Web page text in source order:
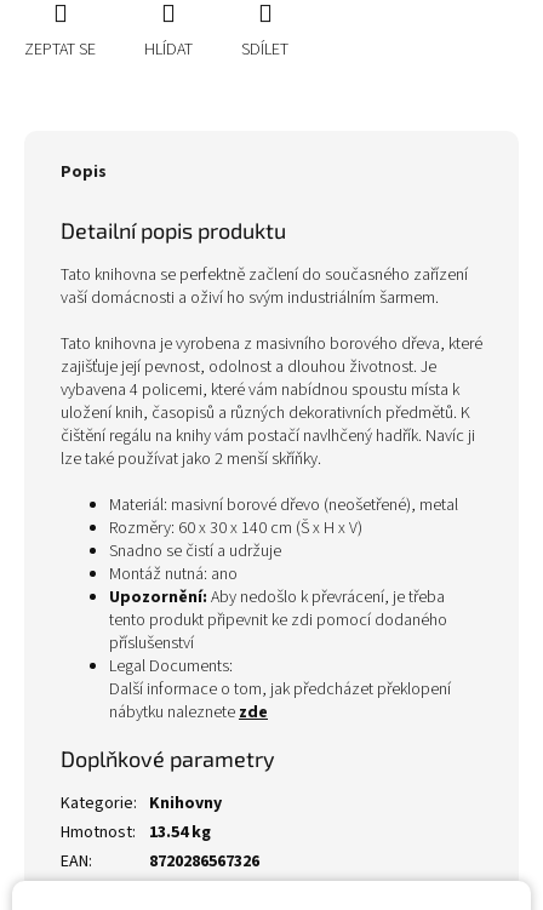
ZEPTAT SE HLÍDAT SDÍLET
Popis
Detailní popis produktu
Tato knihovna se perfektně začlení do současného zařízení
vaší domácnosti a oživí ho svým industriálním šarmem.
Tato knihovna je vyrobena z masivního borového dřeva, které
zajišťuje její pevnost, odolnost a dlouhou životnost. Je
vybavena 4 policemi, které vám nabídnou spoustu místa k
uložení knih, časopisů a různých dekorativních předmětů. K
čištění regálu na knihy vám postačí navlhčený hadřík. Navíc ji
lze také používat jako 2 menší skříňky.
Materiál: masivní borové dřevo (neošetřené), metal
Rozměry: 60 x 30 x 140 cm (Š x H x V)
Snadno se čistí a udržuje
Montáž nutná: ano
Upozornění: Aby nedošlo k převrácení, je třeba
tento produkt připevnit ke zdi pomocí dodaného
příslušenství
Legal Documents:
Další informace o tom, jak předcházet překlopení
nábytku naleznetezde
Doplňkové parametry
Kategorie: Knihovny
Hmotnost:
13.54 kg
EAN: 8720286567326